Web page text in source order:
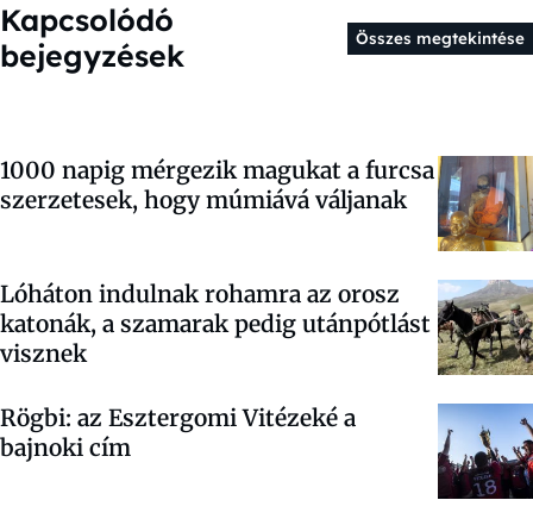
Kapcsolódó
bejegyzések
Összes megtekintése
1000 napig mérgezik magukat a furcsa
szerzetesek, hogy múmiává váljanak
Lóháton indulnak rohamra az orosz
katonák, a szamarak pedig utánpótlást
visznek
Rögbi: az Esztergomi Vitézeké a
bajnoki cím